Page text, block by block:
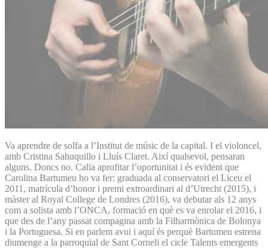
Va aprendre de solfa a l’Institut de músic de la capital. I el violoncel,
amb Cristina Sahuquillo i Lluís Claret. Així qualsevol, pensaran
alguns. Doncs no. Calia aprofitar l’oportunitat i és evident que
Carolina Bartumeu ho va fer: graduada al conservatori el Liceu el
2011, matrícula d’honor i premi extroardinari al d’Utrecht (2015), i
màster al Royal College de Londres (2016), va debutar als 12 anys
com a solista amb l’ONCA, formació en què es va enrolar el 2016, i
que des de l’any passat compagina amb la Filharmònica de Bolonya
i la Portuguesa. Si en parlem avui i aquí és perquè Bartumeu estrena
diumenge a la parroquial de Sant Corneli el cicle Talents emergents